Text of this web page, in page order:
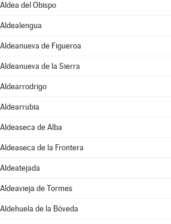
Aldea del Obispo
Aldealengua
Aldeanueva de Figueroa
Aldeanueva de la Sierra
Aldearrodrigo
Aldearrubia
Aldeaseca de Alba
Aldeaseca de la Frontera
Aldeatejada
Aldeavieja de Tormes
Aldehuela de la Bóveda